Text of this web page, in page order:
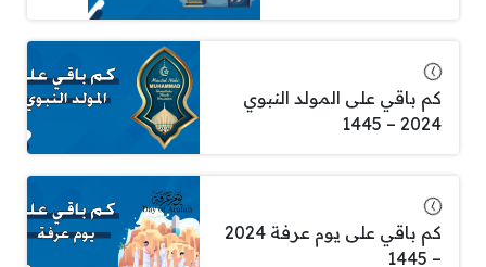
كم باقي على المولد النبوي
2024 – 1445
كم باقي على يوم عرفة 2024
– 1445